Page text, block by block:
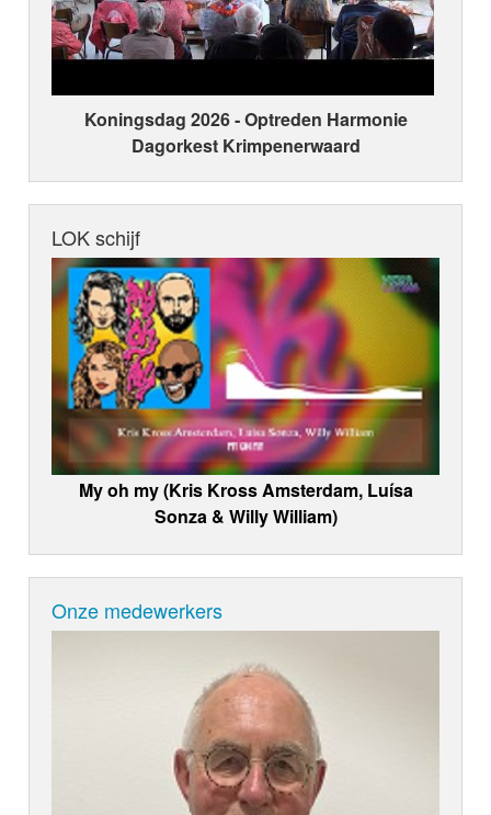
Koningsdag 2026 ‑ Optreden Harmonie
Dagorkest Krimpenerwaard
LOK schijf
My oh my (Kris Kross Amsterdam, Luísa
Sonza & Willy William)
Onze medewerkers